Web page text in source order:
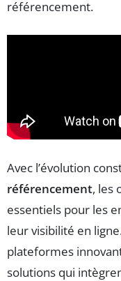
référencement.
Avec l’évolution
référencement, les
essentiels pour les
leur visibilité en
plateformes
solutions qui